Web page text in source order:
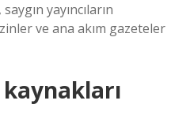
yayıncıların
ve ana akım gazeteler